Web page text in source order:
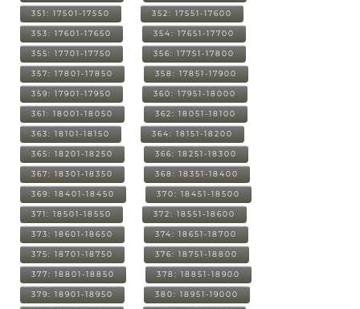
351: 17501-17550 352: 17551-17600
353: 17601-17650 354: 17651-17700
355: 17701-17750 356: 17751-17800
357: 17801-17850 358: 17851-17900
359: 17901-17950 360: 17951-18000
361: 18001-18050 362: 18051-18100
363: 18101-18150 364: 18151-18200
365: 18201-18250 366: 18251-18300
367: 18301-18350 368: 18351-18400
369: 18401-18450 370: 18451-18500
371: 18501-18550 372: 18551-18600
373: 18601-18650 374: 18651-18700
375: 18701-18750 376: 18751-18800
377: 18801-18850 378: 18851-18900
379: 18901-18950 380: 18951-19000